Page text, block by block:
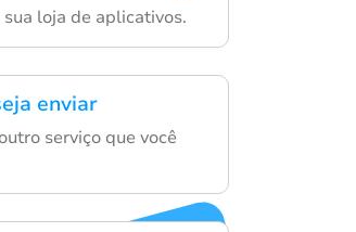
loja de aplicativos.
enviar
serviço que você